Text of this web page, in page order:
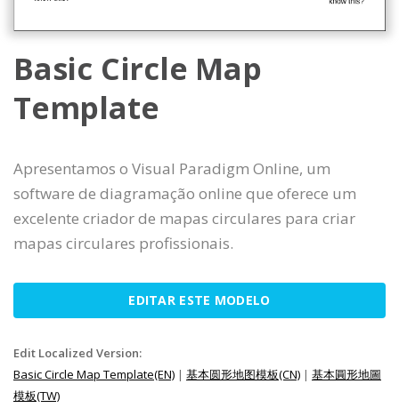
Basic Circle Map
Template
Apresentamos o Visual Paradigm Online, um
software de diagramação online que oferece um
excelente criador de mapas circulares para criar
mapas circulares profissionais.
EDITAR ESTE MODELO
Edit Localized Version:
Basic Circle Map Template(EN) | 基本圆形地图模板(CN) | 基本圓形地圖
模板(TW)